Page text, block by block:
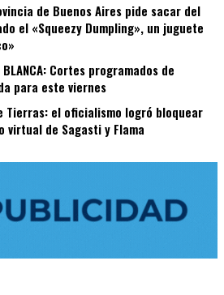
de Buenos Aires pide sacar del
el «Squeezy Dumpling», un juguete
BLANCA: Cortes programados de
para este viernes
Tierras: el oficialismo logró bloquear
virtual de Sagasti y Flama